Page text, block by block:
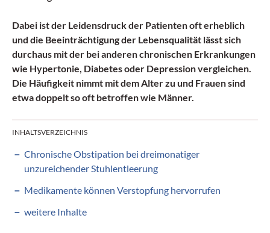
Dabei ist der Leidensdruck der Patienten oft erheblich
und die Beeinträchtigung der Lebensqualität lässt sich
durchaus mit der bei anderen chronischen Erkrankungen
wie Hypertonie, Diabetes oder Depression vergleichen.
Die Häufigkeit nimmt mit dem Alter zu und Frauen sind
etwa doppelt so oft betroffen wie Männer.
INHALTSVERZEICHNIS
Chronische Obstipation bei dreimonatiger
unzureichender Stuhlentleerung
Medikamente können Verstopfung hervorrufen
weitere Inhalte